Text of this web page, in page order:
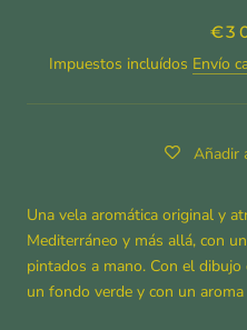
Impuestos incluídos Envío
Añadir
Una vela aromática original y
Mediterráneo y más allá, con
pintados a mano. Con el
un fondo verde y con un